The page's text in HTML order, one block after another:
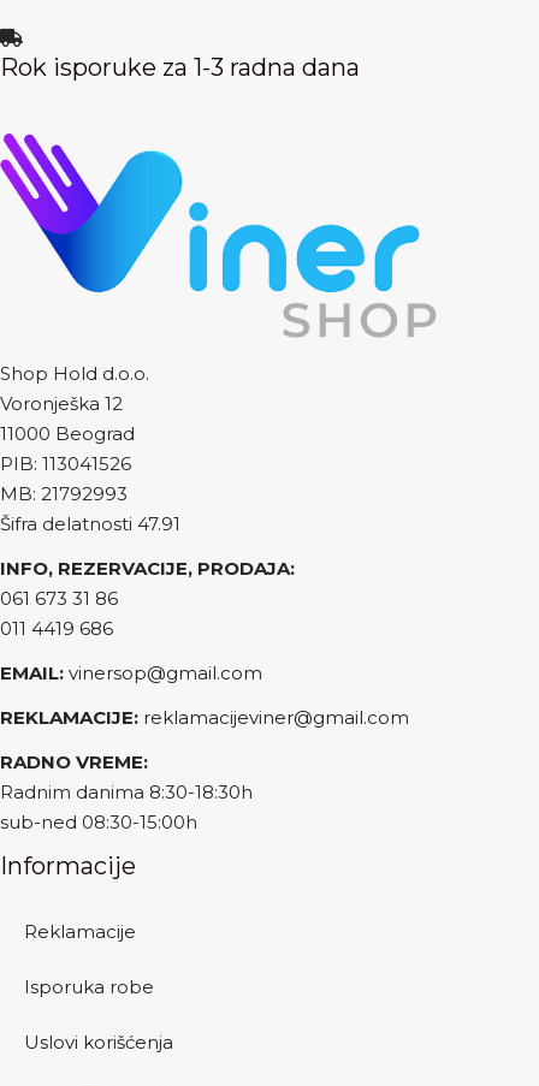
Rok isporuke za 1-3 radna dana
Shop Hold d.o.o.
Voronješka 12
11000 Beograd
PIB: 113041526
MB: 21792993
Šifra delatnosti 47.91
INFO, REZERVACIJE, PRODAJA:
061 673 31 86
011 4419 686
EMAIL: vinersop@gmail.com
REKLAMACIJE: reklamacijeviner@gmail.com
RADNO VREME:
Radnim danima 8:30-18:30h
sub-ned 08:30-15:00h
Informacije
Reklamacije
Isporuka robe
Uslovi korišćenja